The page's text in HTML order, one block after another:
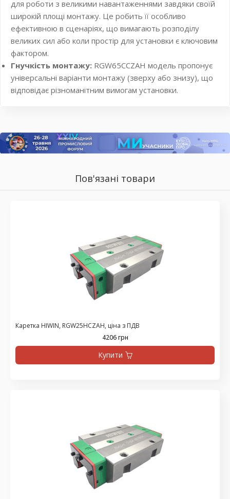
для роботи з великими навантаженнями завдяки своїй
широкій площі монтажу. Це робить її особливо
ефективною в сценаріях, що вимагають розподілу
великих сил або коли простір для установки є ключовим
фактором.
Гнучкість монтажу: RGW65CCZAH модель пропонує
універсальні варіанти монтажу (зверху або знизу), що
відповідає різноманітним вимогам установки.
Пов'язані товари
Каретка HIWIN, RGW25HCZAH, ціна з ПДВ
4206 грн
Купити